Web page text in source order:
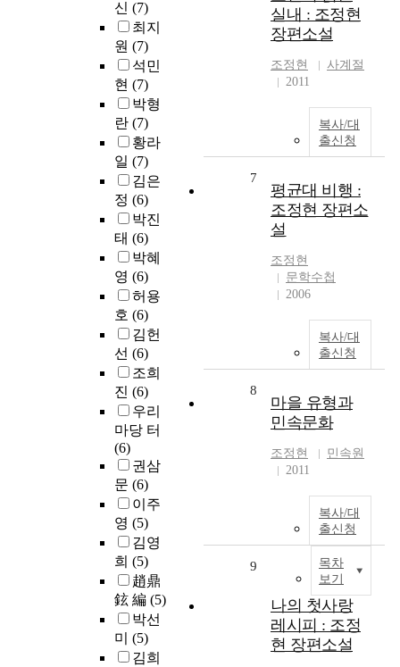
신 (7)
최지
원 (7)
석민
현 (7)
박형
란 (7)
황라
일 (7)
김은
정 (6)
박진
태 (6)
박혜
영 (6)
허용
호 (6)
김헌
선 (6)
조희
진 (6)
우리
마당 터
(6)
권삼
문 (6)
이주
영 (5)
김영
희 (5)
趙鼎
鉉 編 (5)
박선
미 (5)
김희
실내 : 조정현
장편소설
조정현
사계절
2011
복사/대
출신청
7
평균대 비행 :
조정현 장편소
설
조정현
문학수첩
2006
복사/대
출신청
8
마을 유형과
민속문화
조정현
민속원
2011
복사/대
출신청
목차
보기
9
나의 첫사랑
레시피 : 조정
현 장편소설